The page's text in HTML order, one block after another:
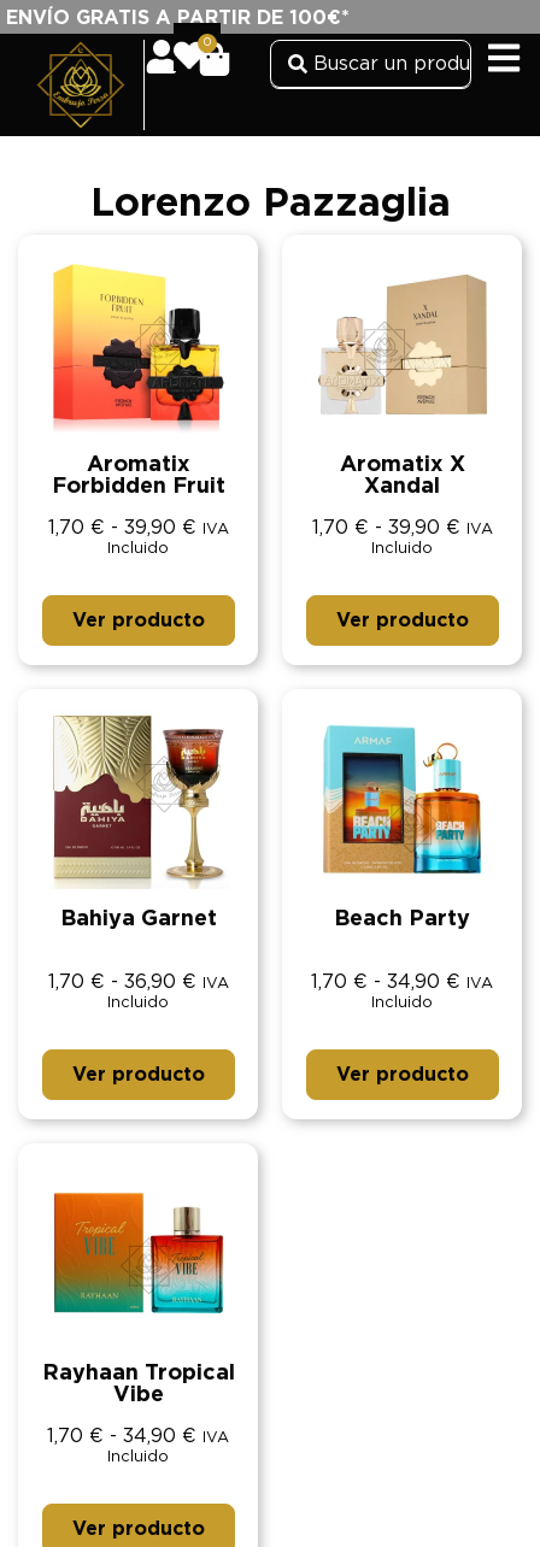
ENVÍO GRATIS A PARTIR DE 100€*
0
Lorenzo Pazzaglia
Aromatix
Forbidden Fruit
1,70 € - 39,90 €
IVA
Incluido
Ver producto
Aromatix X
Xandal
1,70 € - 39,90 €
IVA
Incluido
Ver producto
Bahiya Garnet
1,70 € - 36,90 €
IVA
Incluido
Ver producto
Beach Party
1,70 € - 34,90 €
IVA
Incluido
Ver producto
Rayhaan Tropical
Vibe
1,70 € - 34,90 €
IVA
Incluido
Ver producto